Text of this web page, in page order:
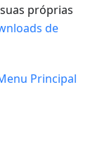
próprias
de
Principal